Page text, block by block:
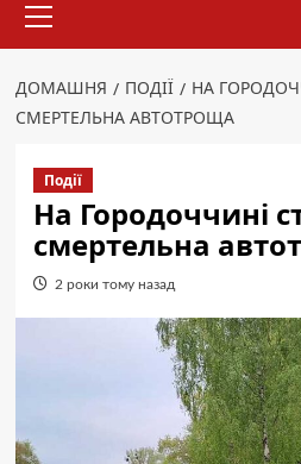
меню
ДОМАШНЯ ПОДІЇ
НА
СМЕРТЕЛЬНА АВТОТРОЩА
Події
На Городоччині
смертельна
2 роки тому назад